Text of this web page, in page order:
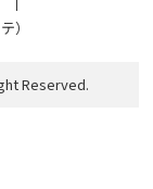
）
Reserved.